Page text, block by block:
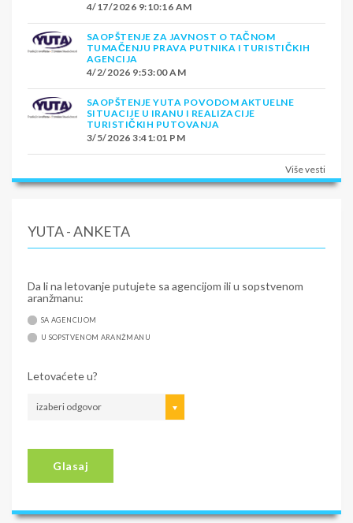
4/17/2026 9:10:16 AM
SAOPŠTENJE ZA JAVNOST O TAČNOM
TUMAČENJU PRAVA PUTNIKA I TURISTIČKIH
AGENCIJA
4/2/2026 9:53:00 AM
SAOPŠTENJE YUTA POVODOM AKTUELNE
SITUACIJE U IRANU I REALIZACIJE
TURISTIČKIH PUTOVANJA
3/5/2026 3:41:01 PM
Više vesti
YUTA - ANKETA
Da li na letovanje putujete sa agencijom ili u sopstvenom
aranžmanu:
SA AGENCIJOM
U SOPSTVENOM ARANŽMANU
Letovaćete u?
izaberi odgovor
Glasaj